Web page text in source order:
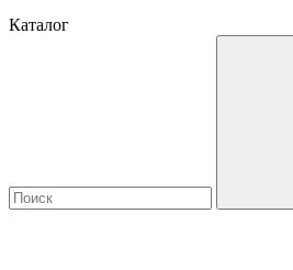
Каталог